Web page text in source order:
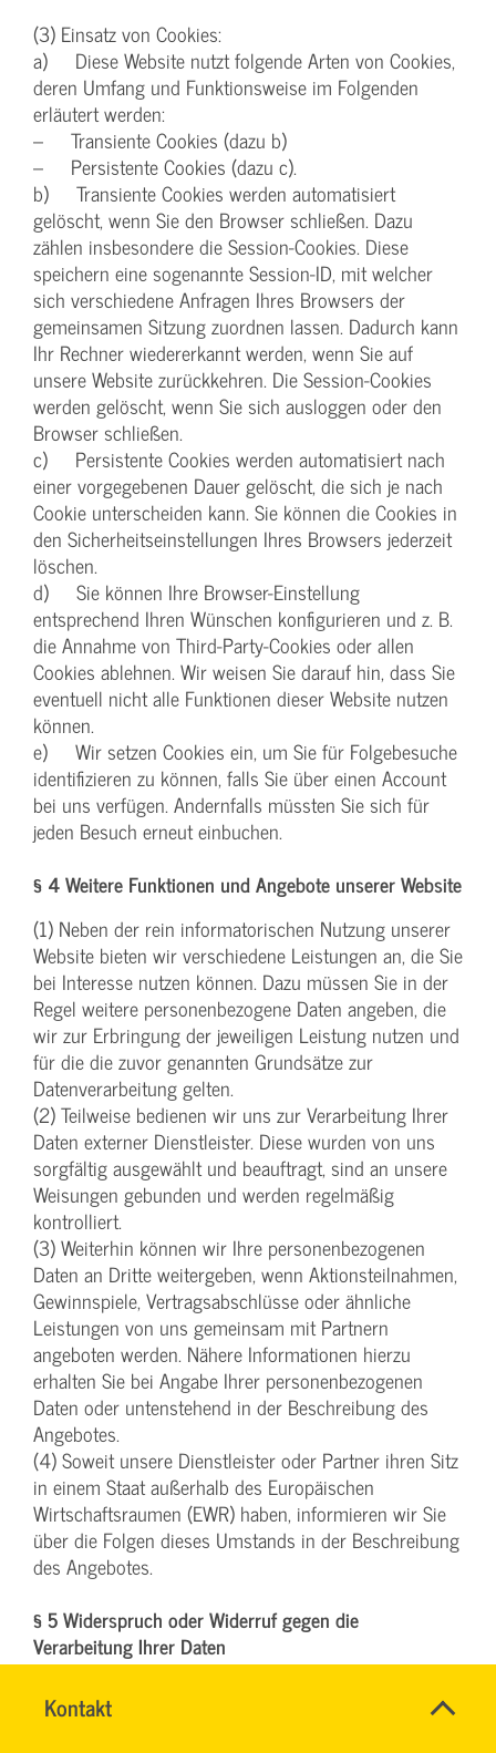
Kontakt
CHRISTINA
Name*
Schnell
&
(3) Einsatz von Cookies:
a) Diese Website nutzt folgende Arten von Cookies,
deren Umfang und Funktionsweise im Folgenden
erläutert werden:
– Transiente Cookies (dazu b)
– Persistente Cookies (dazu c).
b) Transiente Cookies werden automatisiert
gelöscht, wenn Sie den Browser schließen. Dazu
zählen insbesondere die Session-Cookies. Diese
speichern eine sogenannte Session-ID, mit welcher
sich verschiedene Anfragen Ihres Browsers der
gemeinsamen Sitzung zuordnen lassen. Dadurch kann
Ihr Rechner wiedererkannt werden, wenn Sie auf
unsere Website zurückkehren. Die Session-Cookies
werden gelöscht, wenn Sie sich ausloggen oder den
Browser schließen.
c) Persistente Cookies werden automatisiert nach
einer vorgegebenen Dauer gelöscht, die sich je nach
Cookie unterscheiden kann. Sie können die Cookies in
den Sicherheitseinstellungen Ihres Browsers jederzeit
löschen.
d) Sie können Ihre Browser-Einstellung
entsprechend Ihren Wünschen konfigurieren und z. B.
die Annahme von Third-Party-Cookies oder allen
Cookies ablehnen. Wir weisen Sie darauf hin, dass Sie
eventuell nicht alle Funktionen dieser Website nutzen
können.
e) Wir setzen Cookies ein, um Sie für Folgebesuche
identifizieren zu können, falls Sie über einen Account
bei uns verfügen. Andernfalls müssten Sie sich für
jeden Besuch erneut einbuchen.
§ 4 Weitere Funktionen und Angebote unserer Website
(1) Neben der rein informatorischen Nutzung unserer
Website bieten wir verschiedene Leistungen an, die Sie
bei Interesse nutzen können. Dazu müssen Sie in der
Regel weitere personenbezogene Daten angeben, die
wir zur Erbringung der jeweiligen Leistung nutzen und
für die die zuvor genannten Grundsätze zur
Datenverarbeitung gelten.
(2) Teilweise bedienen wir uns zur Verarbeitung Ihrer
Daten externer Dienstleister. Diese wurden von uns
sorgfältig ausgewählt und beauftragt, sind an unsere
Weisungen gebunden und werden regelmäßig
kontrolliert.
(3) Weiterhin können wir Ihre personenbezogenen
Daten an Dritte weitergeben, wenn Aktionsteilnahmen,
Gewinnspiele, Vertragsabschlüsse oder ähnliche
Leistungen von uns gemeinsam mit Partnern
angeboten werden. Nähere Informationen hierzu
erhalten Sie bei Angabe Ihrer personenbezogenen
Daten oder untenstehend in der Beschreibung des
Angebotes.
(4) Soweit unsere Dienstleister oder Partner ihren Sitz
in einem Staat außerhalb des Europäischen
Wirtschaftsraumen (EWR) haben, informieren wir Sie
über die Folgen dieses Umstands in der Beschreibung
des Angebotes.
§ 5 Widerspruch oder Widerruf gegen die
Verarbeitung Ihrer Daten
Daten erteilt haben, können Sie diese jederzeit